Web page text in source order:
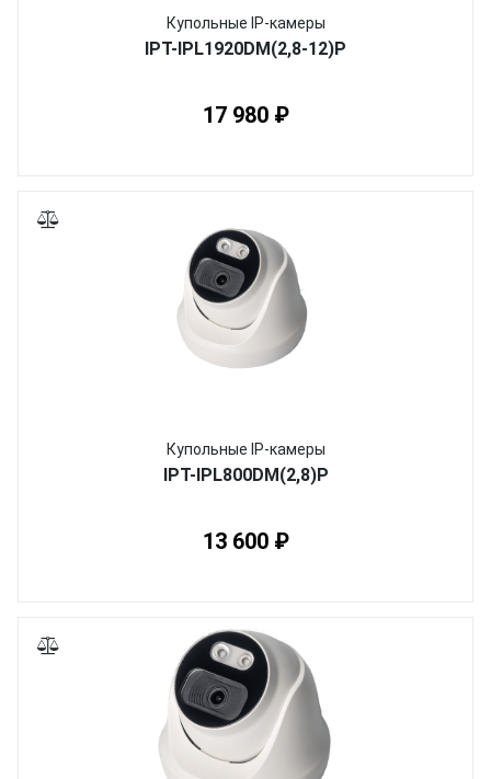
Купольные IP-камеры
IPT-IPL1920DM(2,8-12)P
17 980 ₽
Купольные IP-камеры
IPT-IPL800DM(2,8)P
13 600 ₽